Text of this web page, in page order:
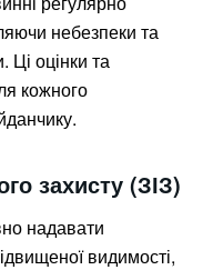
небезпеки та
Ці оцінки та
кожного
захисту (ЗІЗ)
надавати
видимості,